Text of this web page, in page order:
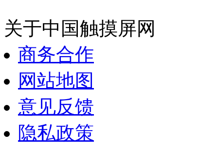
关于中国触摸屏网
商务合作
网站地图
意见反馈
隐私政策